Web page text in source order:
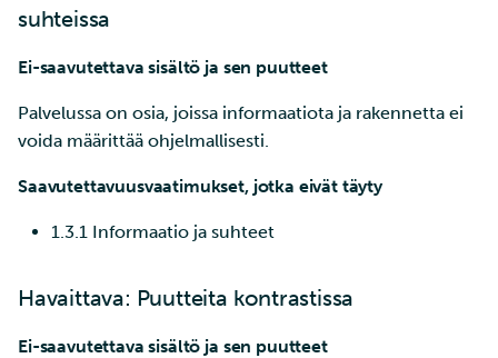
suhteissa
Ei-saavutettava sisältö ja sen puutteet
Palvelussa on osia, joissa informaatiota ja rakennetta ei
voida määrittää ohjelmallisesti.
Saavutettavuusvaatimukset, jotka eivät täyty
1.3.1 Informaatio ja suhteet
Havaittava: Puutteita kontrastissa
Ei-saavutettava sisältö ja sen puutteet